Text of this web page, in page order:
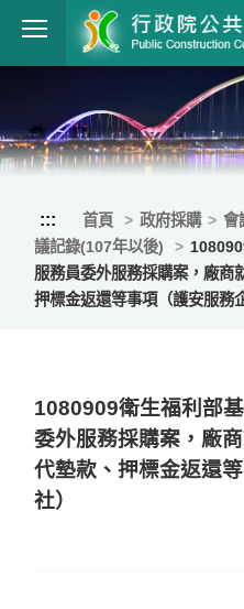
跳到主要內容
::: 首頁 政府採購 會
議記錄(107年以後)
服務員委外服務採購案，廠商
押標金返還等事項（護安服務
1080909衛生福利部
委外服務採購案，廠
代墊款、押標金返還
社）